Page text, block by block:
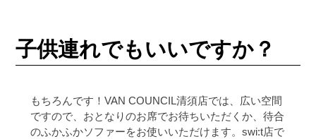
子供連れでもいいですか？
もちろんです！VAN COUNCIL清須店では、広い空間
ですので、おとなりのお席でお待ちいただくか、待合
のふかふかソファーをお使いいただけます。swi:t店で